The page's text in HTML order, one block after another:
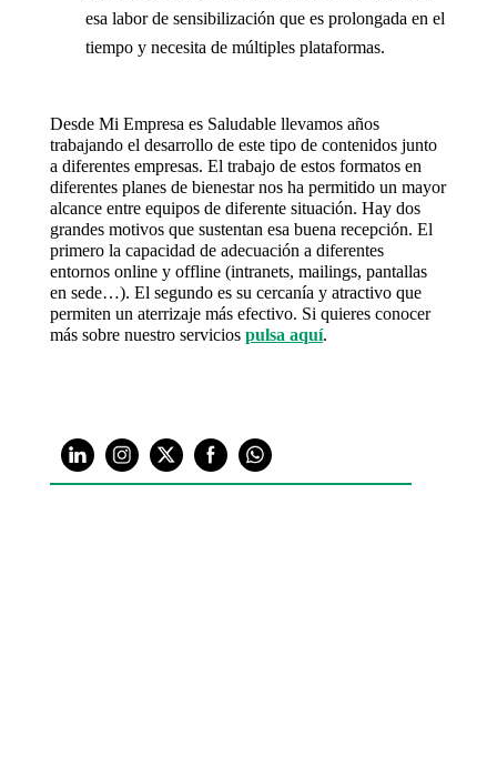
esa labor de sensibilización que es prolongada en el
tiempo y necesita de múltiples plataformas.
Desde Mi Empresa es Saludable llevamos años
trabajando el desarrollo de este tipo de contenidos junto
a diferentes empresas. El trabajo de estos formatos en
diferentes planes de bienestar nos ha permitido un mayor
alcance entre equipos de diferente situación. Hay dos
grandes motivos que sustentan esa buena recepción. El
primero la capacidad de adecuación a diferentes
entornos online y offline (intranets, mailings, pantallas
en sede…). El segundo es su cercanía y atractivo que
permiten un aterrizaje más efectivo. Si quieres conocer
más sobre nuestro servicios pulsa aquí.